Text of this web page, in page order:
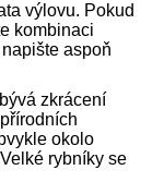
výlovu. Pokud
kombinaci
aspoň
zkrácení
okolo
rybníky se